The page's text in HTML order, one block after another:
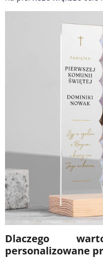
Dlaczego
personalizowane